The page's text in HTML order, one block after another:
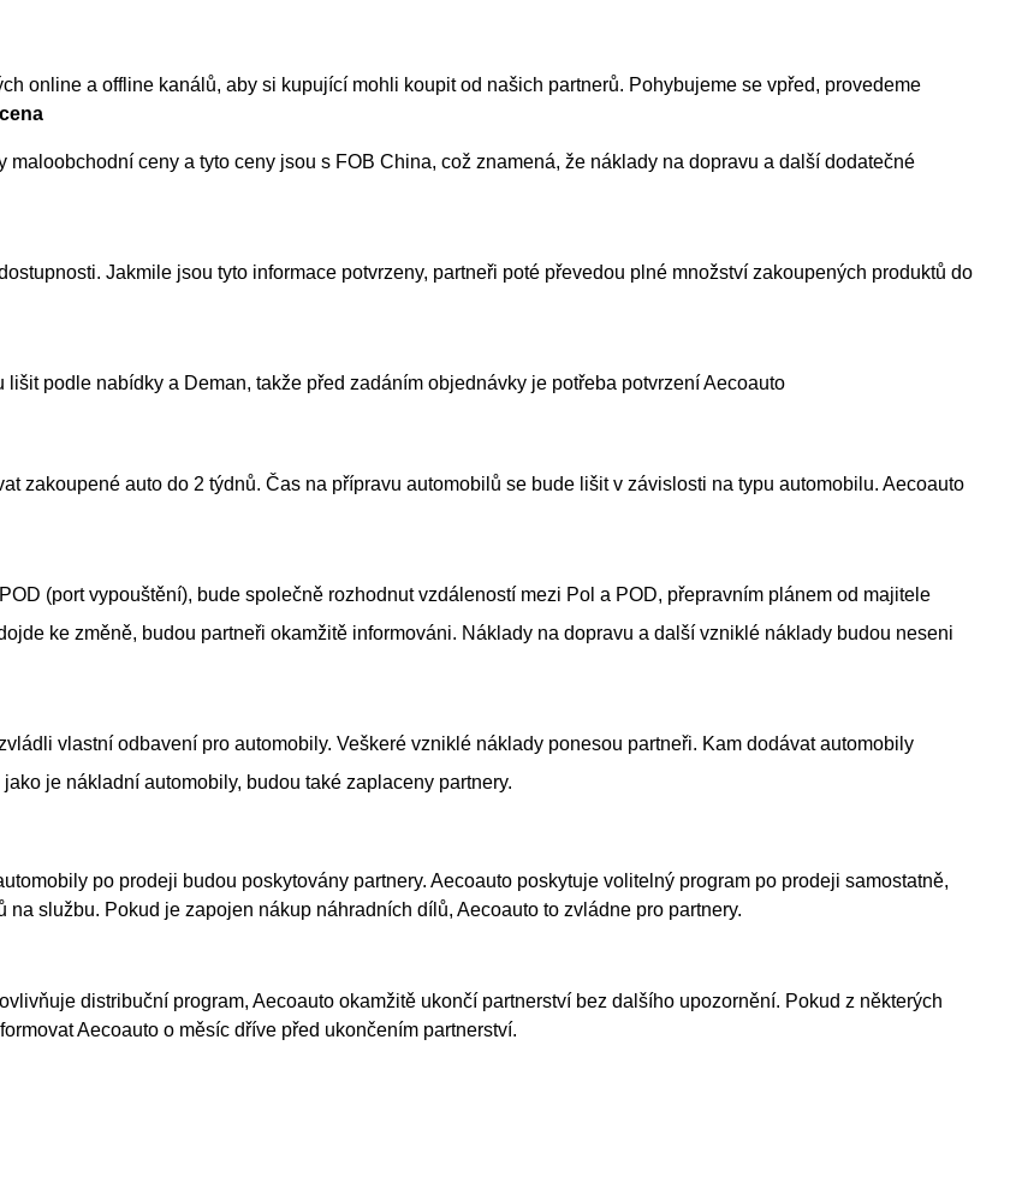
online a offline kanálů, aby si kupující mohli koupit od našich partnerů. Pohybujeme se vpřed, provedeme
ceny a tyto ceny jsou s FOB China, což znamená, že náklady na dopravu a další dodatečné
Jakmile jsou tyto informace potvrzeny, partneři poté převedou plné množství zakoupených produktů do
podle nabídky a Deman, takže před zadáním objednávky je potřeba potvrzení Aecoauto
zakoupené auto do 2 týdnů. Čas na přípravu automobilů se bude lišit v závislosti na typu automobilu. Aecoauto
(port vypouštění), bude společně rozhodnut vzdáleností mezi Pol a POD, přepravním plánem od majitele
ke změně, budou partneři okamžitě informováni. Náklady na dopravu a další vzniklé náklady budou neseni
vlastní odbavení pro automobily. Veškeré vzniklé náklady ponesou partneři. Kam dodávat automobily
je nákladní automobily, budou také zaplaceny partnery.
po prodeji budou poskytovány partnery. Aecoauto poskytuje volitelný program po prodeji samostatně,
službu. Pokud je zapojen nákup náhradních dílů, Aecoauto to zvládne pro partnery.
distribuční program, Aecoauto okamžitě ukončí partnerství bez dalšího upozornění. Pokud z některých
Aecoauto o měsíc dříve před ukončením partnerství.